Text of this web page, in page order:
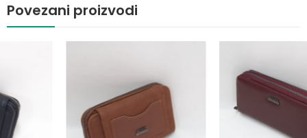
Povezani proizvodi